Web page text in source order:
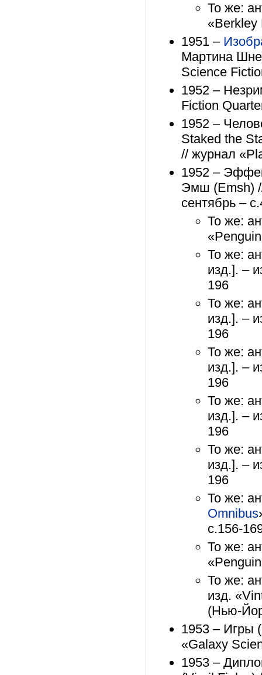
То же:
«Berkley
1951 –
Мартина
Science
1952 –
Fiction
1952 –
Staked the
// журнал
1952 –
Эмш (Emsh)
сентябрь –
То же:
То же:
изд.]. –
196
То же:
изд.]. –
196
То же:
изд.]. –
196
То же:
изд.]. –
196
То же:
изд.]. –
196
То же:
Omnibus
с.156-
То же:
То же:
изд.
(Нью-
1953 – Игры
«Galaxy
1953 –